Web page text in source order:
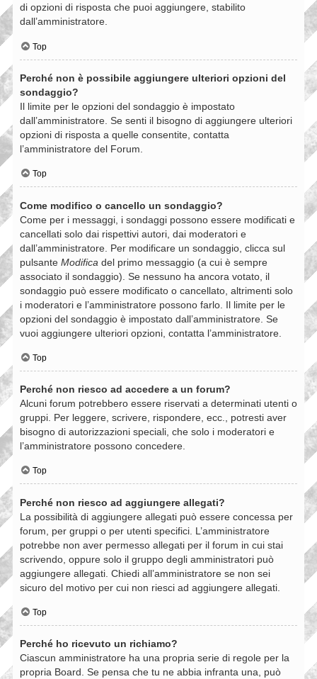
di opzioni di risposta che puoi aggiungere, stabilito
dall’amministratore.
Top
Perché non è possibile aggiungere ulteriori opzioni del
sondaggio?
Il limite per le opzioni del sondaggio è impostato
dall’amministratore. Se senti il bisogno di aggiungere ulteriori
opzioni di risposta a quelle consentite, contatta
l’amministratore del Forum.
Top
Come modifico o cancello un sondaggio?
Come per i messaggi, i sondaggi possono essere modificati e
cancellati solo dai rispettivi autori, dai moderatori e
dall’amministratore. Per modificare un sondaggio, clicca sul
pulsante Modifica del primo messaggio (a cui è sempre
associato il sondaggio). Se nessuno ha ancora votato, il
sondaggio può essere modificato o cancellato, altrimenti solo
i moderatori e l’amministratore possono farlo. Il limite per le
opzioni del sondaggio è impostato dall’amministratore. Se
vuoi aggiungere ulteriori opzioni, contatta l’amministratore.
Top
Perché non riesco ad accedere a un forum?
Alcuni forum potrebbero essere riservati a determinati utenti o
gruppi. Per leggere, scrivere, rispondere, ecc., potresti aver
bisogno di autorizzazioni speciali, che solo i moderatori e
l’amministratore possono concedere.
Top
Perché non riesco ad aggiungere allegati?
La possibilità di aggiungere allegati può essere concessa per
forum, per gruppi o per utenti specifici. L’amministratore
potrebbe non aver permesso allegati per il forum in cui stai
scrivendo, oppure solo il gruppo degli amministratori può
aggiungere allegati. Chiedi all’amministratore se non sei
sicuro del motivo per cui non riesci ad aggiungere allegati.
Top
Perché ho ricevuto un richiamo?
Ciascun amministratore ha una propria serie di regole per la
propria Board. Se pensa che tu ne abbia infranta una, può